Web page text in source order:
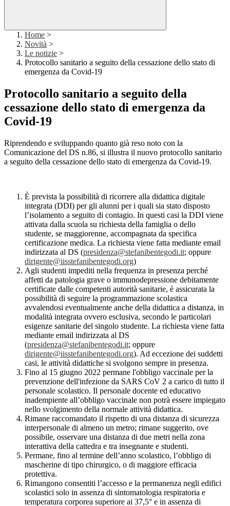
Home >
Novità >
Le notizie >
Protocollo sanitario a seguito della cessazione dello stato di
emergenza da Covid-19
Protocollo sanitario a seguito della
cessazione dello stato di emergenza da
Covid-19
Riprendendo e sviluppando quanto già reso noto con la
Comunicazione del DS n.86, si illustra il nuovo protocollo sanitario
a seguito della cessazione dello stato di emergenza da Covid-19.
È prevista la possibilità di ricorrere alla didattica digitale
integrata (DDI) per gli alunni per i quali sia stato disposto
l’isolamento a seguito di contagio. In questi casi la DDI viene
attivata dalla scuola su richiesta della famiglia o dello
studente, se maggiorenne, accompagnata da specifica
certificazione medica. La richiesta viene fatta mediante email
indirizzata al DS (presidenza@stefanibentegodi.it; oppure
dirigente@iisstefanibentegodi.org)
Agli studenti impediti nella frequenza in presenza perché
affetti da patologia grave o immunodepressione debitamente
certificate dalle competenti autorità sanitarie, è assicurata la
possibilità di seguire la programmazione scolastica
avvalendosi eventualmente anche della didattica a distanza, in
modalità integrata ovvero esclusiva, secondo le particolari
esigenze sanitarie del singolo studente. La richiesta viene fatta
mediante email indirizzata al DS
(presidenza@stefanibentegodi.it; oppure
dirigente@iisstefanibentegodi.org). Ad eccezione dei suddetti
casi, le attività didattiche si svolgono sempre in presenza.
Fino al 15 giugno 2022 permane l'obbligo vaccinale per la
prevenzione dell'infezione da SARS CoV 2 a carico di tutto il
personale scolastico. Il personale docente ed educativo
inadempiente all’obbligo vaccinale non potrà essere impiegato
nello svolgimento della normale attività didattica.
Rimane raccomandato il rispetto di una distanza di sicurezza
interpersonale di almeno un metro; rimane suggerito, ove
possibile, osservare una distanza di due metri nella zona
interattiva della cattedra e tra insegnante e studenti.
Permane, fino al termine dell’anno scolastico, l’obbligo di
mascherine di tipo chirurgico, o di maggiore efficacia
protettiva.
Rimangono consentiti l’accesso e la permanenza negli edifici
scolastici solo in assenza di sintomatologia respiratoria e
temperatura corporea superiore ai 37,5° e in assenza di